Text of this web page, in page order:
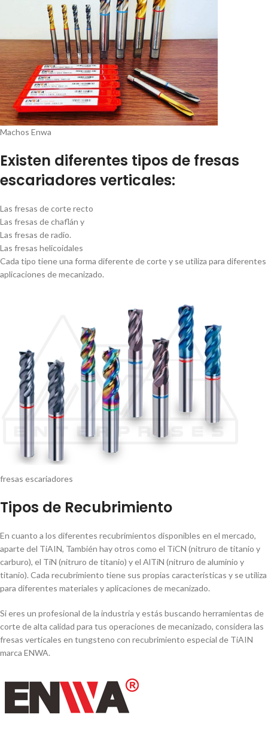
Machos Enwa
Existen diferentes tipos de fresas
escariadores verticales:
Las fresas de corte recto
Las fresas de chaflán y
Las fresas de radio.
Las fresas helicoidales
Cada tipo tiene una forma diferente de corte y se utiliza para diferentes
aplicaciones de mecanizado.
fresas escariadores
Tipos de Recubrimiento
En cuanto a los diferentes recubrimientos disponibles en el mercado,
aparte del TiAIN, También hay otros como el TiCN (nitruro de titanio y
carburo), el TiN (nitruro de titanio) y el AlTiN (nitruro de aluminio y
titanio). Cada recubrimiento tiene sus propias caracterí­sticas y se utiliza
para diferentes materiales y aplicaciones de mecanizado.
Si eres un profesional de la industria y estás buscando herramientas de
corte de alta calidad para tus operaciones de mecanizado, considera las
fresas verticales en tungsteno con recubrimiento especial de TiAIN
marca ENWA.